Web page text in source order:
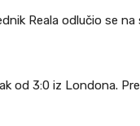
Reala odlučio se
od 3:0 iz Londona.